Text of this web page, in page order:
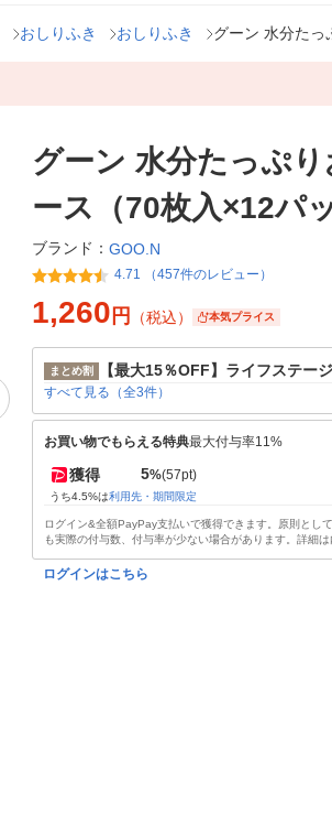
おしりふき おしりふき グーン 水分たっ
グーン 水分たっぷ
ース（70枚入×12パ
ブランド： GOO.N
4.71 （457件のレビュー）
1,260 円 （税込） 本気プライス
まとめ割 【最大15％OFF】ライフステー
すべて見る（全3件）
お買い物でもらえる特典最大付与率11%
獲得 5%(57pt)
うち4.5%は利用先・期間限定
ログイン&全額PayPay支払いで獲得できます。原則とし
も実際の付与数、付与率が少ない場合があります。詳細は
ログインはこちら